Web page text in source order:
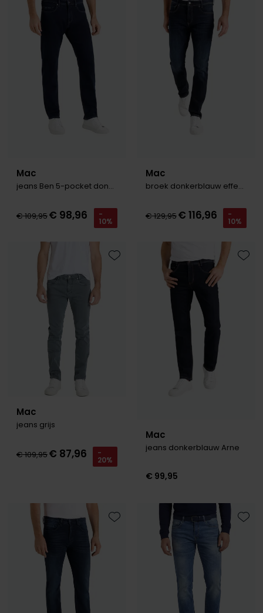
Mac
jeans Ben 5-pocket donkerblauw
€ 109,95€ 98,96 -
10%
Toevoegen aan favorieten
Mac
broek donkerblauw effen denim, katoen
€ 129,95€ 116,96 -
10%
Mac
jeans grijs
€ 109,95€ 87,96 -
20%
Toevoegen aan favorieten
Mac
jeans donkerblauw Arne
€ 99,95
Toevoegen aan favorieten